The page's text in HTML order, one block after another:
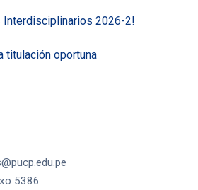
Interdisciplinarios 2026-2!
titulación oportuna
5386